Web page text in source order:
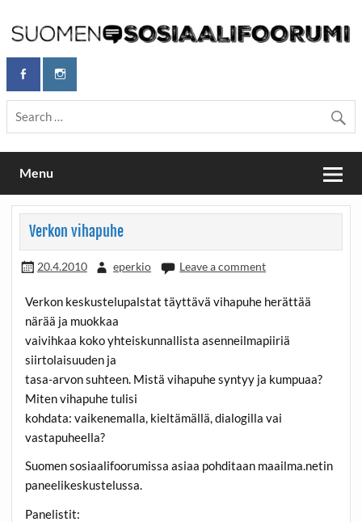
content
Maailmanparannuspäivät / Suomen
Sosiaalifoorumi
Maailmanparannuspäivät Lapinlahden Lähteellä, Helsingissä
26.–27.9.2026
Menu
Verkon vihapuhe
20.4.2010 eperkio Leave a comment
Verkon keskustelupalstat täyttävä vihapuhe herättää
närää ja muokkaa
vaivihkaa koko yhteiskunnallista asenneilmapiiriä
siirtolaisuuden ja
tasa-arvon suhteen. Mistä vihapuhe syntyy ja kumpuaa?
Miten vihapuhe tulisi
kohdata: vaikenemalla, kieltämällä, dialogilla vai
vastapuheella?
Suomen sosiaalifoorumissa asiaa pohditaan maailma.netin
paneelikeskustelussa.
Panelistit: